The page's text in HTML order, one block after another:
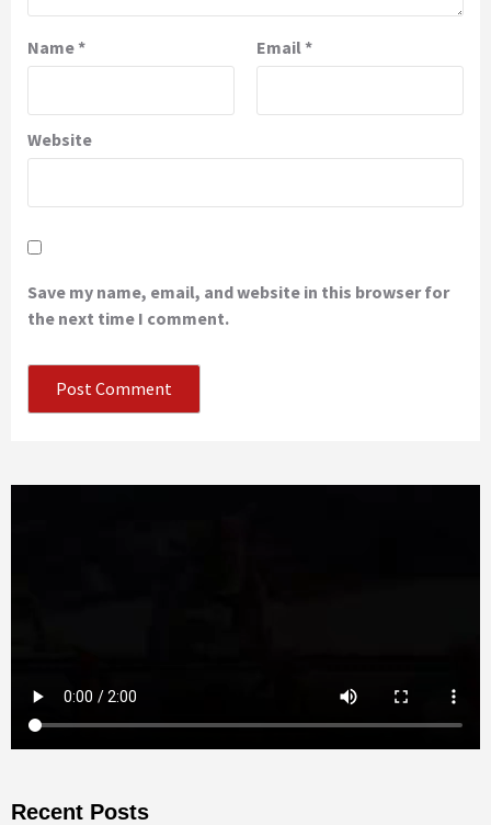
Name* Email *
Website
Save my name, email, and website in this browser for
the next time I comment.
Recent Posts